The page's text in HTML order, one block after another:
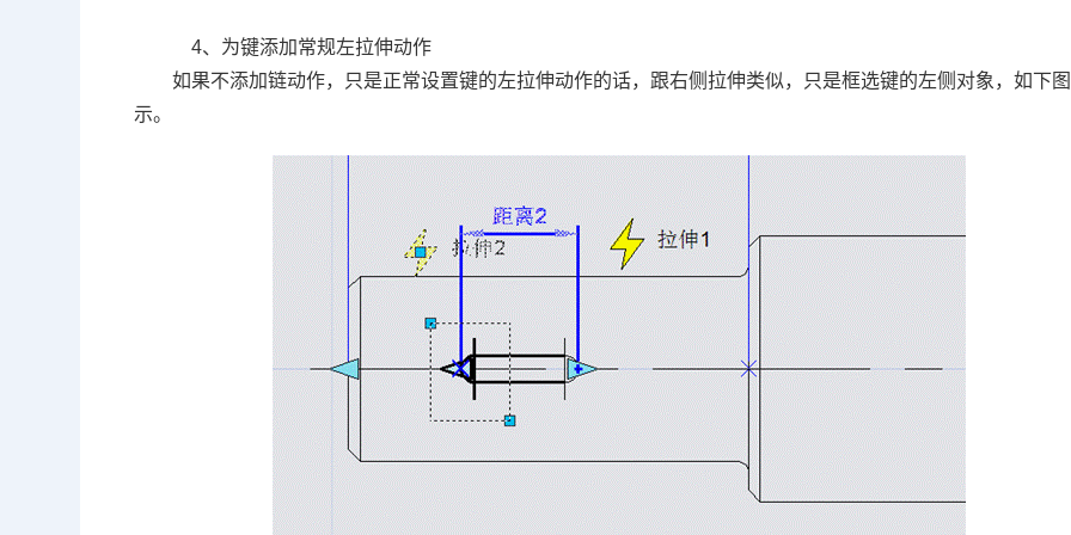
4、为键添加常规左拉伸动作
如果不添加链动作，只是正常设置键的左拉伸动作的话，跟右侧拉伸类似，只是框选键的左侧对象，如下
示。